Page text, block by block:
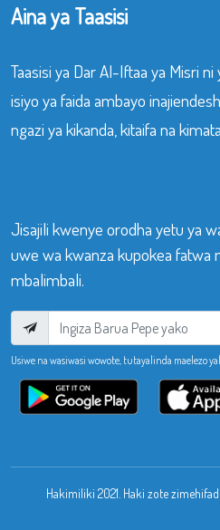
Aina ya Taasisi
Taasisi ya Dar Al-Iftaa ya Misri ni
isiyo ya faida ambayo
ngazi ya kikanda, kitaifa na
Jisajili kwenye orodha yetu ya
uwe wa kwanza kupokea fatwa
mbalimbali.
Usiwe na wasiwasi wowote, tutayalinda maelezo
Hakimiliki 2021. Haki zote